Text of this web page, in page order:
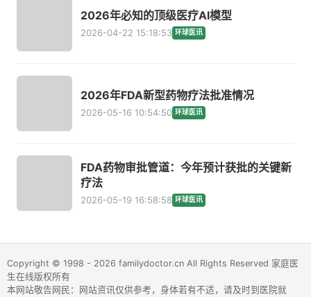
2026年必知的顶级医疗AI模型
2026-04-22 15:18:53 环球医讯
2026年FDA新型药物疗法批准情况
2026-05-16 10:54:50 环球医讯
FDA药物审批管道：今年预计获批的关键新
疗法
2026-05-19 16:58:58 环球医讯
Copyright © 1998 - 2026 familydoctor.cn All Rights Reserved 家庭医
生在线版权所有
本网站敬告网民：网站资讯仅供参考，身体若有不适，请及时到医院就